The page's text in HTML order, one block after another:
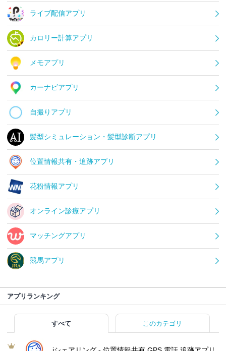
ライブ配信アプリ
カロリー計算アプリ
メモアプリ
カーナビアプリ
自撮りアプリ
髪型シミュレーション・髪型診断アプリ
位置情報共有・追跡アプリ
花粉情報アプリ
オンライン診療アプリ
マッチングアプリ
競馬アプリ
アプリランキング
すべて このカテゴリ